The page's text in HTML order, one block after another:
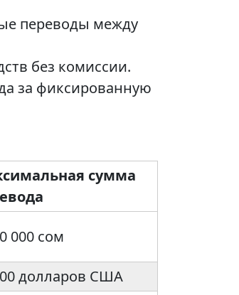
переводы между
без комиссии.
за фиксированную
сумма
000 сом
долларов США